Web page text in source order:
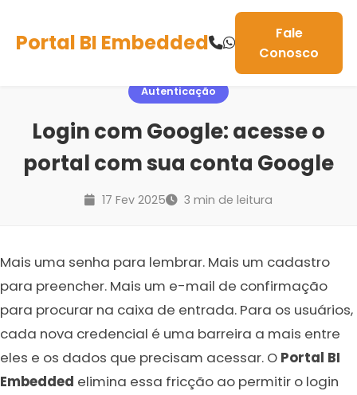
Portal BI Embedded
Fale
Conosco
Autenticação
Login com Google: acesse o
portal com sua conta Google
17 Fev 2025 3 min de leitura
Mais uma senha para lembrar. Mais um cadastro
para preencher. Mais um e-mail de confirmação
para procurar na caixa de entrada. Para os usuários,
cada nova credencial é uma barreira a mais entre
eles e os dados que precisam acessar. O Portal BI
Embedded elimina essa fricção ao permitir o login